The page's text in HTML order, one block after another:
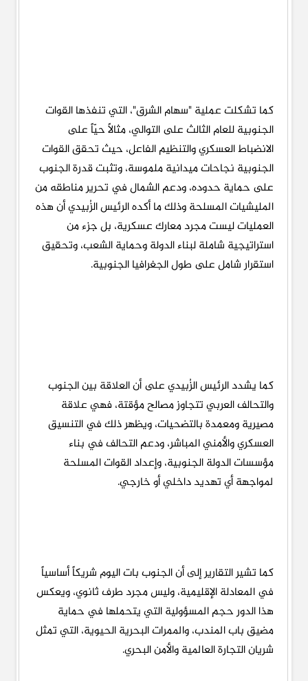
كما تشكلت عملية "سهام الشرق"، التي تنفذها القوات
الجنوبية للعام الثالث على التوالي، مثالاً حيّاً على
الانضباط العسكري والتنظيم الفاعل، حيث تحقق القوات
الجنوبية نجاحات ميدانية ملموسة، وتثبت قدرة الجنوب
على حماية حدوده، ودعم الشمال في تحرير مناطقه من
المليشيات المسلحة وذلك ما أكده الرئيس الزُبيدي أن هذه
العمليات ليست مجرد معارك عسكرية، بل جزء من
استراتيجية شاملة لبناء الدولة وحماية الشعب، وتحقيق
استقرار شامل على طول الجغرافيا الجنوبية.
كما يشدد الرئيس الزُبيدي على أن العلاقة بين الجنوب
والتحالف العربي تتجاوز مصالح مؤقتة، فهي علاقة
مصيرية ومعمدة بالتضحيات، ويظهر ذلك في التنسيق
العسكري والأمني المباشر، ودعم التحالف في بناء
مؤسسات الدولة الجنوبية، وإعداد القوات المسلحة
لمواجهة أي تهديد داخلي أو خارجي.
كما تشير التقارير إلى أن الجنوب بات اليوم شريكاً أساسياً
في المعادلة الإقليمية، وليس مجرد طرف ثانوي، ويعكس
هذا الدور حجم المسؤولية التي يتحملها في حماية
مضيق باب المندب، والممرات البحرية الحيوية، التي تمثل
شريان التجارة العالمية والأمن البحري.